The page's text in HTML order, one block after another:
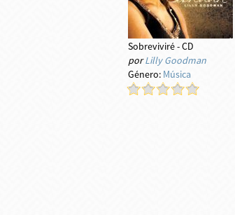
Sobreviviré - CD
porLilly Goodman
Género: Música